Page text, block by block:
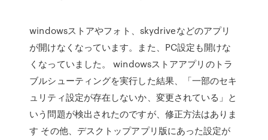
windowsストアやフォト、skydriveなどのアプリ
が開けなくなっています。また、PC設定も開けな
くなっていました。 windowsストアアプリのトラ
ブルシューティングを実行した結果、「一部のセキ
ュリティ設定が存在しないか、変更されている」と
いう問題が検出されたのですが、修正方法はありま
す その他、デスクトップアプリ版にあった設定が